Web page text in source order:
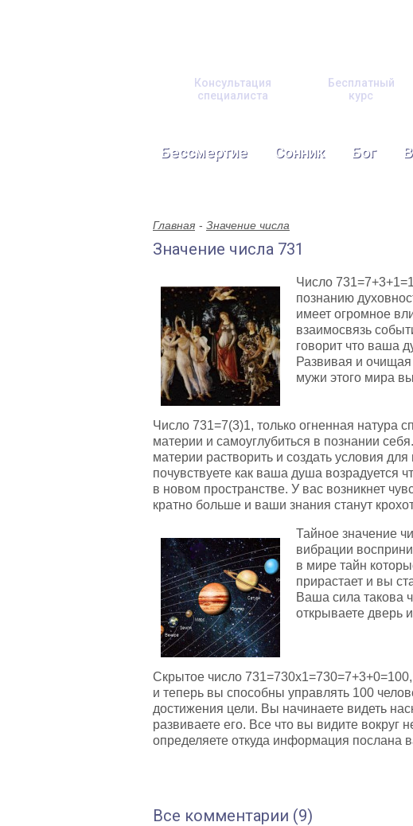
Консультация
специалиста
Бесплатный
курс
Бессмертие Сонник Бог
Главная Значение числа
Значение числа 731
Число
познанию
имеет огромное
взаимосвязь
говорит что ваша
Развивая и
мужи этого мира
Число 731=7(3)1, только огненная натура
материи и самоуглубиться в познании
материи растворить и создать условия
почувствуете как ваша душа возрадуется
в новом пространстве. У вас возникнет
кратно больше и ваши знания станут
Тайное значение
вибрации
в мире тайн
прирастает и вы
Ваша сила такова
открываете дверь
Скрытое число
и теперь вы способны управлять 100
достижения цели. Вы начинаете видеть
развиваете его. Все что вы видите
определяете откуда информация послана
Все комментарии (9)